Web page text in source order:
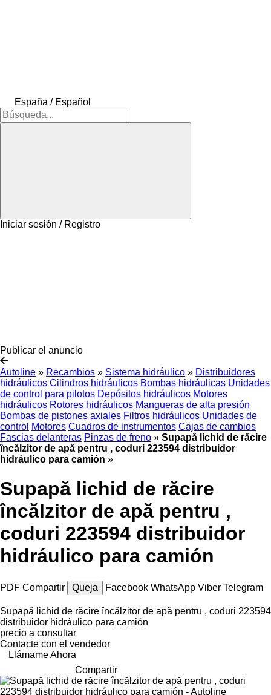
España / Español
Iniciar sesión / Registro
Publicar el anuncio
Autoline » Recambios » Sistema hidráulico » Distribuidores
hidráulicos Cilindros hidráulicos Bombas hidráulicas Unidades
de control para pilotos Depósitos hidráulicos Motores
hidráulicos Rotores hidráulicos Mangueras de alta presión
Bombas de pistones axiales Filtros hidráulicos Unidades de
control Motores Cuadros de instrumentos Cajas de cambios
Fascias delanteras Pinzas de freno » Supapă lichid de răcire
încălzitor de apă pentru , coduri 223594 distribuidor
hidráulico para camión »
Supapă lichid de răcire
încălzitor de apă pentru ,
coduri 223594 distribuidor
hidráulico para camión
PDF Compartir Queja Facebook WhatsApp Viber Telegram
Supapă lichid de răcire încălzitor de apă pentru , coduri 223594
distribuidor hidráulico para camión
precio a consultar
Contacte con el vendedor
Llámame Ahora
Compartir